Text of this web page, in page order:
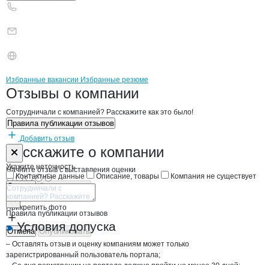
Брендыкомпани БИДЖИЕВ К.А.
Вакансии вБИДЖИЕВ К.А.
Избранные вакансии Избранные резюме
Новости oБИДЖИЕВ К.А., КФХ
Отзывы о компании
Сотрудничали с компанией? Расскажите как это было!
Правила публикации отзывов
Добавить отзыв
Расскажите о компании
Начните отзыв с выставления оценки
Прикрепить фото
Отмена Опубликовать
Форма обратной связи о неточностях
Укажите неточность
Контактные данные
Описание, товары Компания не существует
Отмена Опубликовать
Правила публикации отзывов
Условия допуска
– Оставлять отзыв и оценку компаниям может только
зарегистрированный пользователь портала;